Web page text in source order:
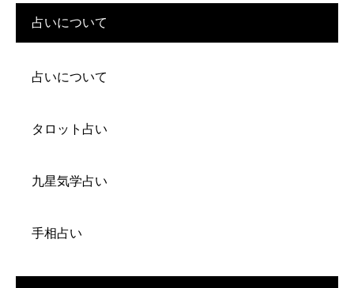
占いについて
占いについて
タロット占い
九星気学占い
手相占い